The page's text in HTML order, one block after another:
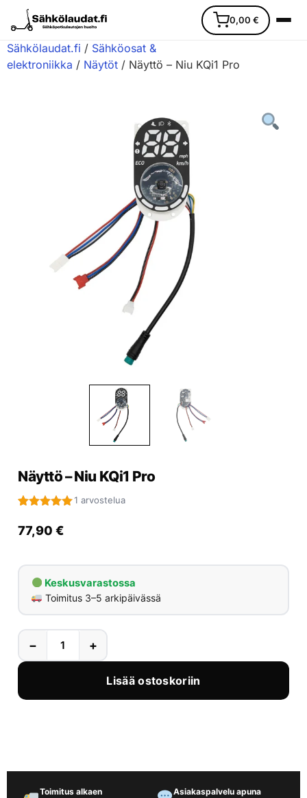
0,00 €
Lisävarusteet
Huoltopalvelu
Varaa huolto
Sähkölaudat.fi / Sähköosat &
elektroniikka / Näytöt / Näyttö – Niu KQi1 Pro
Näyttö – Niu KQi1 Pro
5:stä
perustuen
1 arvostelua
77,90 €
Keskusvarastossa
Toimitus 3–5 arkipäivässä
− +
Lisää ostoskoriin
Toimitus alkaen Asiakaspalvelu apuna